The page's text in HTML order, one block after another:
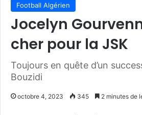
Football Algérien
Jocelyn
cher pour la JSK
Toujours en quête d’un
Bouzidi
octobre 4, 2023 345 2 minutes de